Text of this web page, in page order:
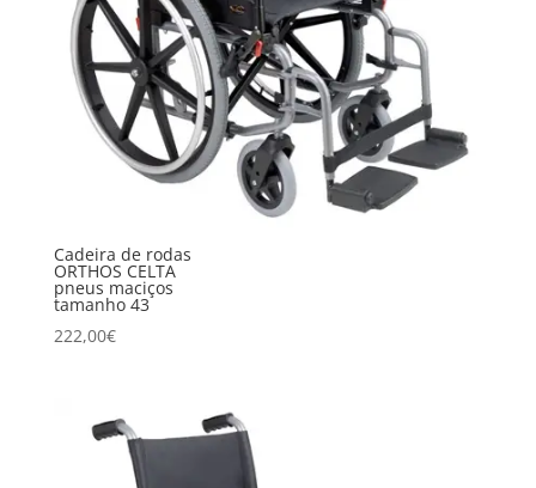
Cadeira de rodas
ORTHOS CELTA
pneus maciços
tamanho 43
222,00€